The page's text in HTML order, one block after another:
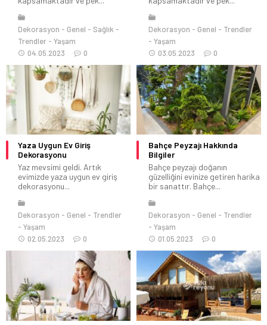
Dekorasyon Genel
Sağlık
Trendler
Yaşam
04.05.2023
0
Dekorasyon Genel
Trendler
Yaşam
03.05.2023
0
Yaza Uygun Ev Giriş
Dekorasyonu
Yaz mevsimi geldi. Artık
evimizde yaza uygun ev giriş
dekorasyonu...
Dekorasyon Genel
Trendler
Yaşam
02.05.2023
0
Bahçe Peyzajı Hakkında
Bilgiler
Bahçe peyzajı doğanın
güzelliğini evinize getiren harika
bir sanattır. Bahçe...
Dekorasyon Genel
Trendler
Yaşam
01.05.2023
0